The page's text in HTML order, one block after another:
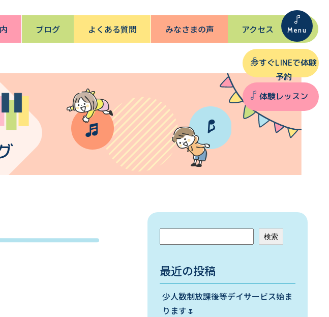
ブログ よくある質問 みなさまの声 アクセス
今すぐLINEで体験
予約
体験レッスン
検索
最近の投稿
少人数制放課後等デイサービス始ま
ります🌷